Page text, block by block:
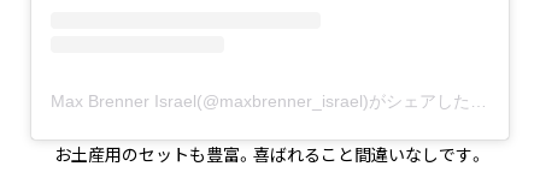
お土産用のセットも豊富。喜ばれること間違いなしです。